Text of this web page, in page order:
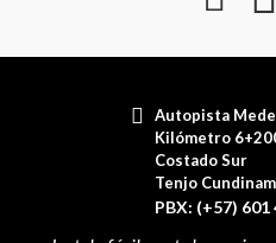
Autopista
Kilómetro
Costado Sur
Tenjo
PBX: (+57) 601